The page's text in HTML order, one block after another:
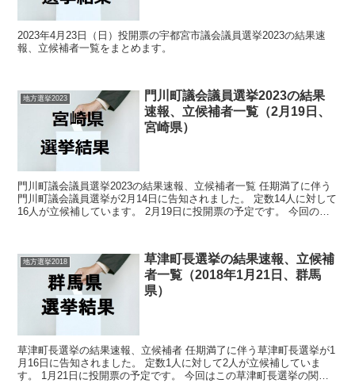
2023年4月23日（日）投開票の宇都宮市議会議員選挙2023の結果速
報、立候補者一覧をまとめます。
地方選挙2023
門川町議会議員選挙2023の結果
速報、立候補者一覧（2月19日、
宮崎県）
門川町議会議員選挙2023の結果速報、立候補者一覧 任期満了に伴う
門川町議会議員選挙が2月14日に告知されました。 定数14人に対して
16人が立候補しています。 2月19日に投開票の予定です。 今回の記
地方選挙2018
草津町長選挙の結果速報、立候補
者一覧（2018年1月21日、群馬
県）
草津町長選挙の結果速報、立候補者 任期満了に伴う草津町長選挙が1
月16日に告知されました。 定数1人に対して2人が立候補していま
す。 1月21日に投開票の予定です。 今回はこの草津町長選挙の関連